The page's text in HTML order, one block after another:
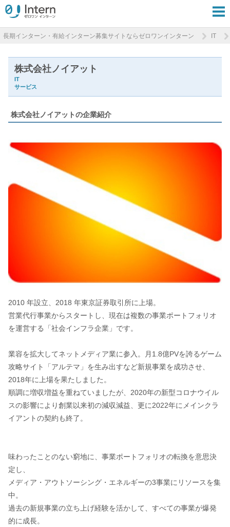
長期インターン・有給インターン募集サイトならゼロワンインターン IT
株式会社ノイアット
IT
サービス
株式会社ノイアットの企業紹介
2010 年設立、2018 年東京証券取引所に上場。
営業代行事業からスタートし、現在は複数の事業ポートフォリオ
を運営する「社会インフラ企業」です。
業容を拡大してネットメディア業に参入。月1.8億PVを誇るゲーム
攻略サイト「アルテマ」を生み出すなど新規事業を成功させ、
2018年に上場を果たしました。
順調に増収増益を重ねていましたが、2020年の新型コロナウイル
スの影響により創業以来初の減収減益、更に2022年にメインクラ
イアントの契約も終了。
味わったことのない窮地に、事業ポートフォリオの転換を意思決
定し、
メディア・アウトソーシング・エネルギーの3事業にリソースを集
中。
過去の新規事業の立ち上げ経験を活かして、すべての事業が爆発
的に成長。